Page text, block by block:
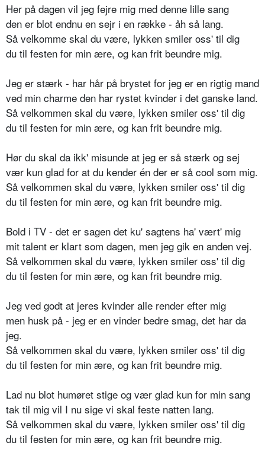
Her på dagen vil jeg fejre mig med denne lille sang
den er blot endnu en sejr i en række - åh så lang.
Så velkomme skal du være, lykken smiler oss' til dig
du til festen for min ære, og kan frit beundre mig.
Jeg er stærk - har hår på brystet for jeg er en rigtig mand
ved min charme den har rystet kvinder i det ganske land.
Så velkommen skal du være, lykken smiler oss' til dig
du til festen for min ære, og kan frit beundre mig.
Hør du skal da ikk' misunde at jeg er så stærk og sej
vær kun glad for at du kender én der er så cool som mig.
Så velkommen skal du være, lykken smiler oss' til dig
du til festen for min ære, og kan frit beundre mig.
Bold i TV - det er sagen det ku' sagtens ha' vært' mig
mit talent er klart som dagen, men jeg gik en anden vej.
Så velkommen skal du være, lykken smiler oss' til dig
du til festen for min ære, og kan frit beundre mig.
Jeg ved godt at jeres kvinder alle render efter mig
men husk på - jeg er en vinder bedre smag, det har da
jeg.
Så velkommen skal du være, lykken smiler oss' til dig
du til festen for min ære, og kan frit beundre mig.
Lad nu blot humøret stige og vær glad kun for min sang
tak til mig vil I nu sige vi skal feste natten lang.
Så velkommen skal du være, lykken smiler oss' til dig
du til festen for min ære, og kan frit beundre mig.